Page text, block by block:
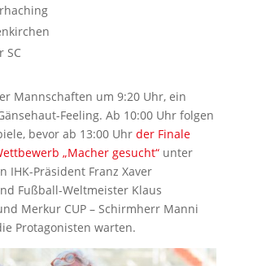
SC
Mannschaften um 9:20 Uhr, ein
Feeling. Ab 10:00 Uhr folgen
bevor ab 13:00 Uhr der Finale
„Macher gesucht“unter
IHK-Präsident Franz Xaver
Fußball-Weltmeister Klaus
Merkur CUP – Schirmherr Manni
Protagonisten warten.